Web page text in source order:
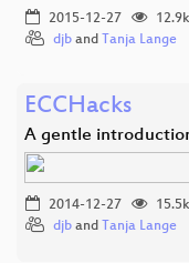
2015-12-27
12.9k
djb and Tanja Lange
ECCHacks
A gentle
2014-12-27
15.5k
djb and Tanja Lange